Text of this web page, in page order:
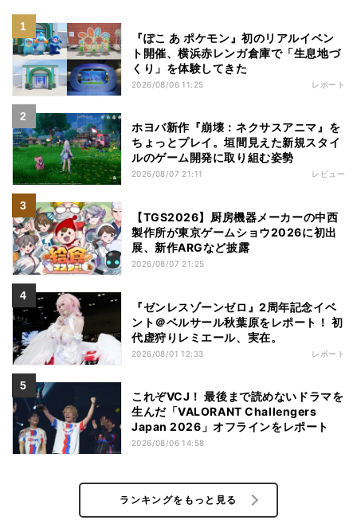
『ぽこ あ ポケモン』初のリアルイベン
ト開催、横浜赤レンガ倉庫で「生息地づ
くり」を体験してきた
2026/08/06 11:25 レポート
ホヨバ新作『崩壊：ネクサスアニマ』を
ちょっとプレイ。垣間見えた新規スタイ
ルのゲーム開発に取り組む姿勢
2026/08/07 21:11 レビュー
【TGS2026】厨房機器メーカーの中西
製作所が東京ゲームショウ2026に初出
展、新作ARGなど披露
2026/08/07 21:25
『ゼンレスゾーンゼロ』2周年記念イベ
ント＠ベルサール秋葉原をレポート！ 初
代虚狩りレミエール、実在。
2026/08/01 12:33 レポート
これぞVCJ！ 最後まで読めないドラマを
生んだ「VALORANT Challengers
Japan 2026」オフラインをレポート
2026/08/06 14:58
ランキングをもっと見る